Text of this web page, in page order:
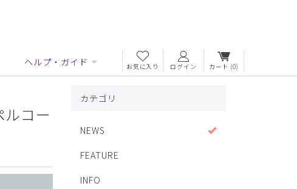
ヘルプ・ガイド お気に入り ログイン カート (0)
コー
カテゴリ
NEWS
FEATURE
INFO